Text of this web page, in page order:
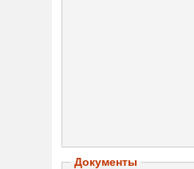
Документы